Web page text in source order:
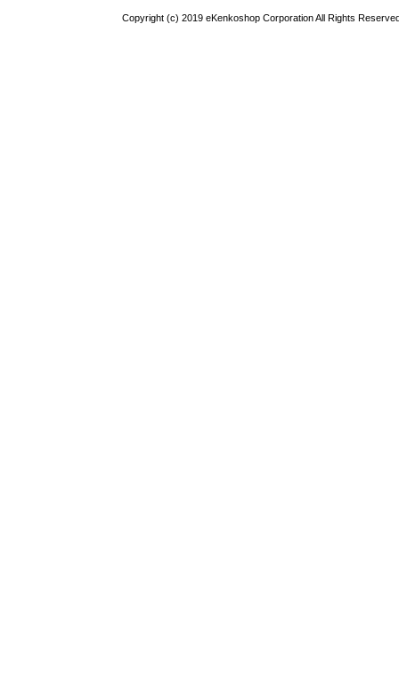
Copyright (c) 2019 eKenkoshop Corporation All Rights